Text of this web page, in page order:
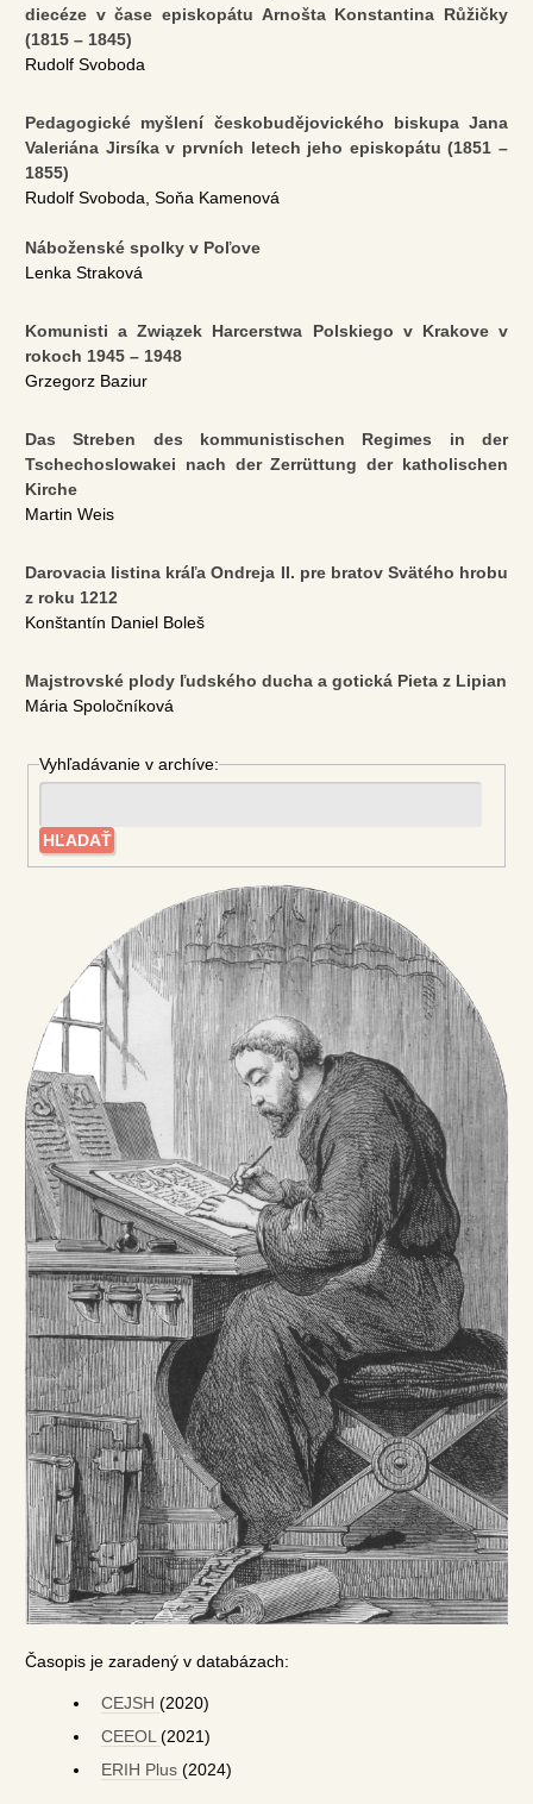
diecéze v čase episkopátu Arnošta Konstantina Růžičky
(1815 – 1845)
Rudolf Svoboda
Pedagogické myšlení českobudějovického biskupa Jana
Valeriána Jirsíka v prvních letech jeho episkopátu (1851 –
1855)
Rudolf Svoboda, Soňa Kamenová
Náboženské spolky v Poľove
Lenka Straková
Komunisti a Związek Harcerstwa Polskiego v Krakove v
rokoch 1945 – 1948
Grzegorz Baziur
Das Streben des kommunistischen Regimes in der
Tschechoslowakei nach der Zerrüttung der katholischen
Kirche
Martin Weis
Darovacia listina kráľa Ondreja II. pre bratov Svätého hrobu
z roku 1212
Konštantín Daniel Boleš
Majstrovské plody ľudského ducha a gotická Pieta z Lipian
Mária Spoločníková
Vyhľadávanie v archíve:
Časopis je zaradený v databázach:
CEJSH (2020)
CEEOL (2021)
ERIH Plus (2024)